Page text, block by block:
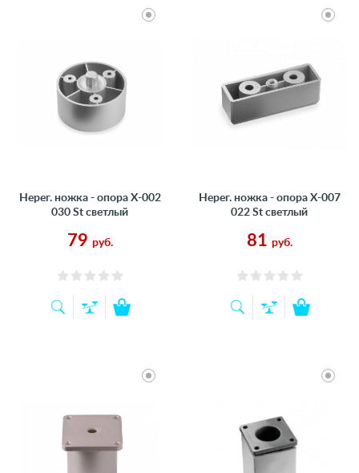
Нерег. ножка - опора Х-002
030 St светлый
79 руб.
Нерег. ножка - опора Х-007
022 St светлый
81 руб.